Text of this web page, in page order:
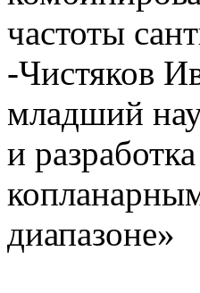
частоты
-Чистяков
младший
и
диапазоне»